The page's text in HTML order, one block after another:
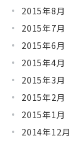
2015年8月
2015年7月
2015年6月
2015年4月
2015年3月
2015年2月
2015年1月
2014年12月